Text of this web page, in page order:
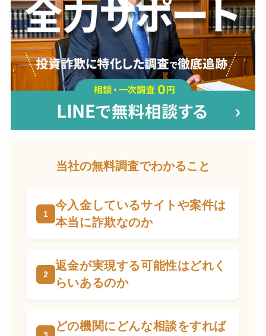
当社の無料調査でわかること
今入金しているサイトや案件は
本当に詐欺なのか
返金が実現する可能性はどれく
らいあるのか
どの機関にどんな相談をすれば